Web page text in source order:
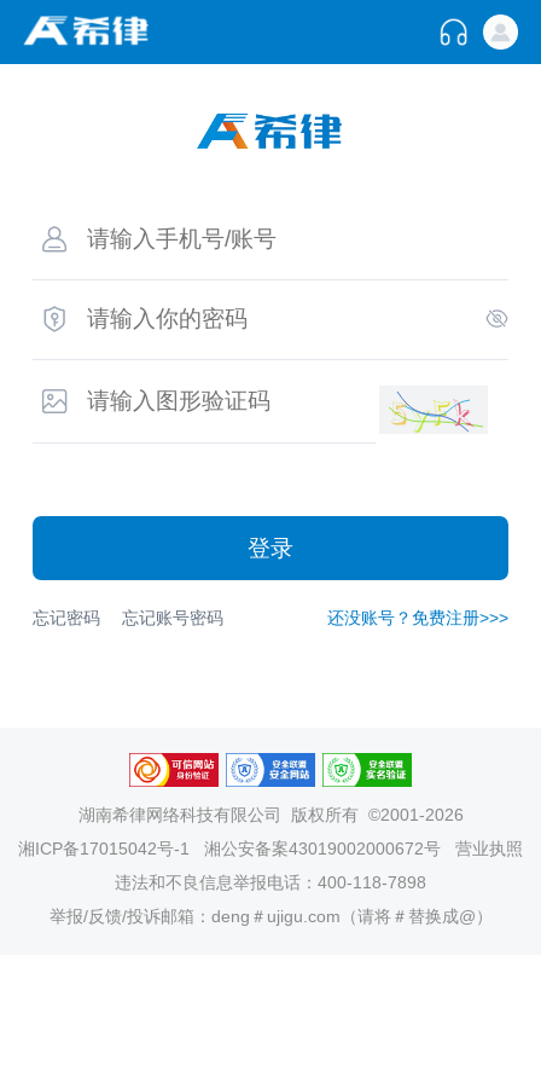
登录
忘记密码 忘记账号密码 还没账号？免费注册>>>
湖南希律网络科技有限公司
版权所有 ©2001-2026
湘ICP备17015042号-1
湘公安备案43019002000672号
营业执照
违法和不良信息举报电话：400-118-7898
举报/反馈/投诉邮箱：deng＃ujigu.com（请将＃替换成@）